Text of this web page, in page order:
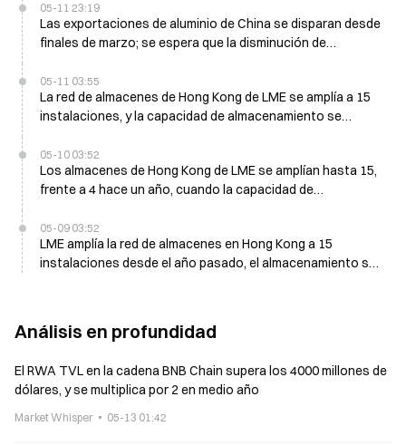
05-11 23:19
Las exportaciones de aluminio de China se disparan desde
finales de marzo; se espera que la disminución de
05-11 03:55
La red de almacenes de Hong Kong de LME se amplía a 15
instalaciones, y la capacidad de almacenamiento se
05-10 03:52
Los almacenes de Hong Kong de LME se amplían hasta 15,
frente a 4 hace un año, cuando la capacidad de
05-09 03:52
LME amplía la red de almacenes en Hong Kong a 15
instalaciones desde el año pasado, el almacenamiento se
Análisis en profundidad
El RWA TVL en la cadena BNB Chain supera los 4000 millones de
dólares, y se multiplica por 2 en medio año
Market Whisper 05-13 01:42